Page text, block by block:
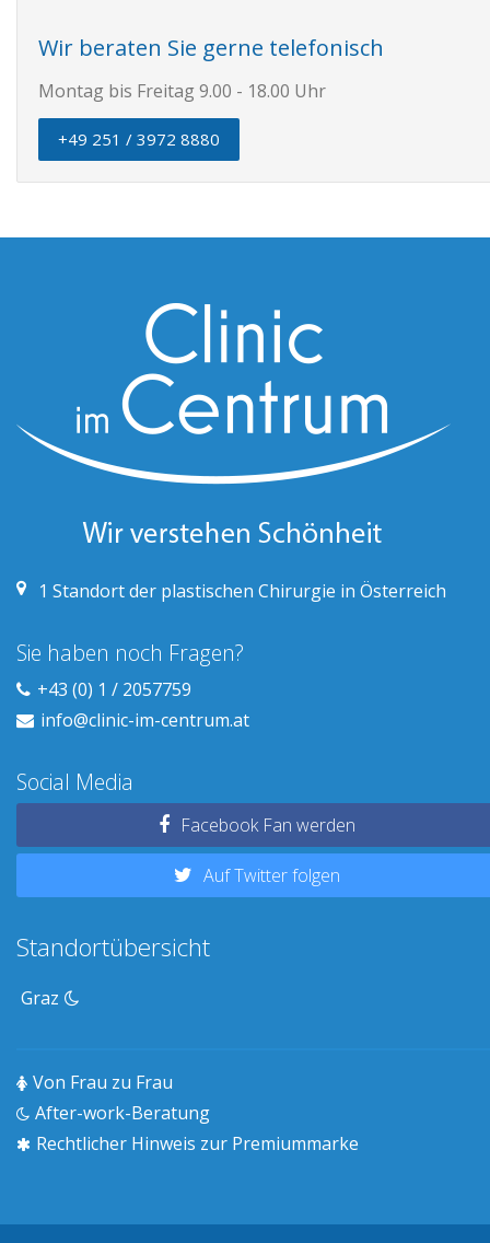
Wir beraten Sie gerne telefonisch
Montag bis Freitag 9.00 - 18.00 Uhr
+49 251 / 3972 8880
1 Standort der plastischen Chirurgie in Österreich
Sie haben noch Fragen?
+43 (0) 1 / 2057759
info@clinic-im-centrum.at
Social Media
Facebook Fan werden
Auf Twitter folgen
Standortübersicht
Graz
Von Frau zu Frau
After-work-Beratung
Rechtlicher Hinweis zur Premiummarke